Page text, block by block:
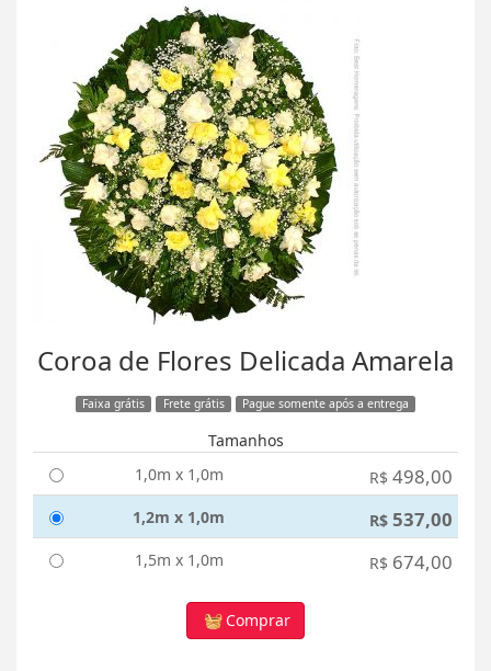
Coroa de Flores Delicada Amarela
Faixa grátis Frete grátis Pague somente após a entrega
Tamanhos
1,0m x 1,0m
R$ 498,00
1,2m x 1,0m R$ 537,00
1,5m x 1,0m R$ 674,00
Comprar